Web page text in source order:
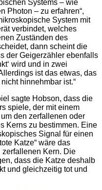
Systems – wie
Photon – zu erfahren“,
System mit
verbindet, welches
Zuständen des
dann scheint die
der Geigerzähler ebenfalls
wird und in zwei
ist das etwas, das
hinnehmbar ist.“
sagte Hobson, dass die
spiele, der mit einem
den zerfallenen oder
Kerns zu bestimmen. Eine
Signal für einen
Katze“ wäre das
Kern. Die
dass die Katze deshalb
und gleichzeitig tot und